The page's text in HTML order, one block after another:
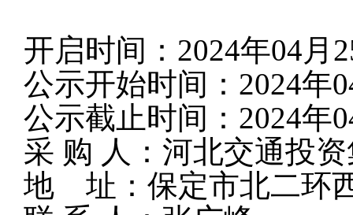
开启时间：2024年04月
公示开始时间：2024年
公示截止时间：2024年
采 购 人：河北交通投
地 址：保定市北二环